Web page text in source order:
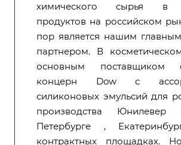
химического сырья в
продуктов на российском
пор является нашим
партнером. В
основным поставщиком
концерн Dow с
силиконовых эмульсий для
производства
Петербурге ,
контрактных площадках.